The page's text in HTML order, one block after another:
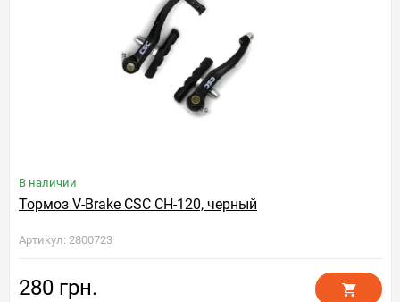
В наличии
Тормоз V-Brake CSC CH-120, черный
Артикул: 2800723
280 грн.